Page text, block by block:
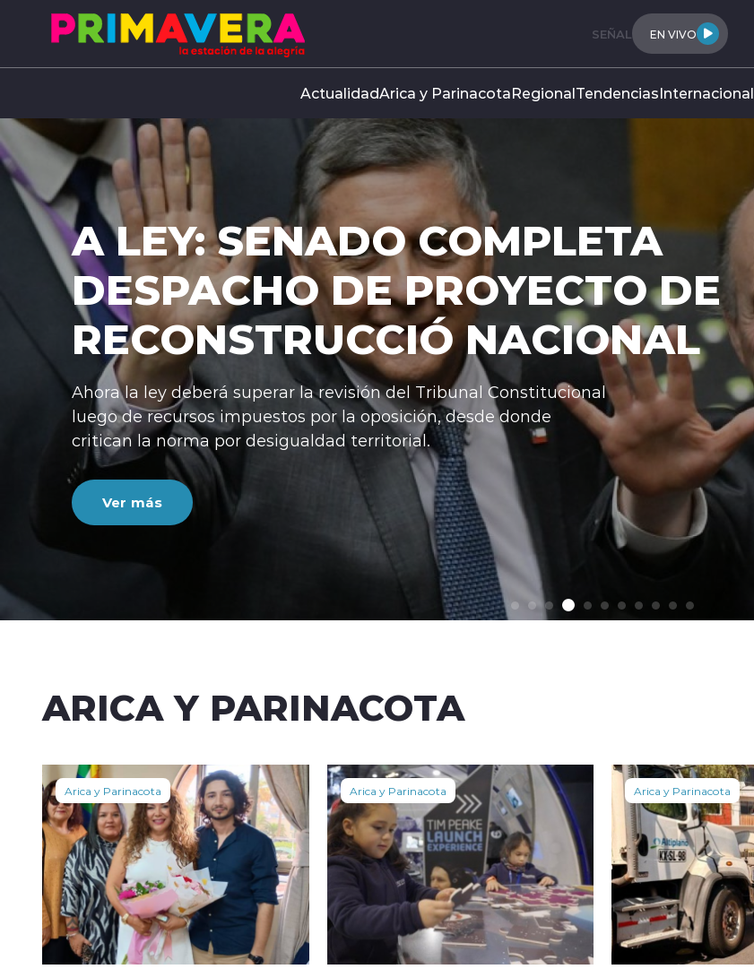
SEÑAL EN VIVO
ActualidadArica y ParinacotaRegionalTendenciasInternacional
A LEY: SENADO COMPLETA
DESPACHO DE PROYECTO DE
RECONSTRUCCIÓ NACIONAL
Ahora la ley deberá superar la revisión del Tribunal Constitucional
luego de recursos impuestos por la oposición, desde donde
critican la norma por desigualdad territorial.
Ver más
ARICA Y PARINACOTA
Arica y Parinacota Arica y Parinacota Arica y Parinacota